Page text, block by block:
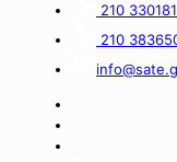
Πράσινου
Ταμείου».
ειδικού
στήριξης
210
210